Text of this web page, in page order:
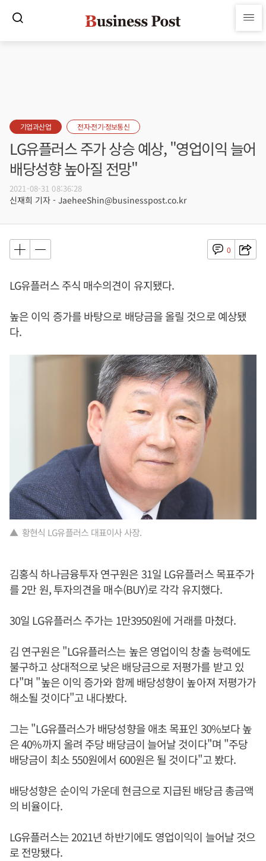
기업과산업 전자·전기·정보통신
LG유플러스 주가 상승 예상, "영업이익 늘어
배당성향 높아질 전망"
2021-08-31 08:36:28
신재희 기자 - JaeheeShin@businesspost.co.kr
0
LG유플러스 주식 매수의견이 유지됐다.
높은 이익 증가를 바탕으로 배당금을 올릴 것으로 예상됐
다.
▲ 황현식 LG유플러스 대표이사 사장.
김홍식 하나금융투자 연구원은 31일 LG유플러스 목표주가
를 2만 원, 투자의견을 매수(BUY)로 각각 유지했다.
30일 LG유플러스 주가는 1만3950원에 거래를 마쳤다.
김 연구원은 "LG유플러스는 높은 영업이익 창출 능력에도
불구하고 상대적으로 낮은 배당금으로 저평가를 받고 있
다"며 "높은 이익 증가와 함께 배당성향이 높아져 저평가가
해소될 것이다"고 내다봤다.
그는 "LG유플러스가 배당성향을 애초 목표인 30%보다 높
은 40%까지 올려 주당 배당금이 늘어날 것이다"며 "주당
배당금이 최소 550원에서 600원은 될 것이다"고 봤다.
배당성향은 순이익 가운데 현금으로 지급된 배당금 총금액
의 비율이다.
LG유플러스는 2021년 하반기에도 영업이익이 늘어날 것으
로 전망됐다.